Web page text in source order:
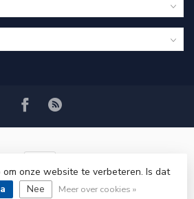
2026 VRSPLUS
onze website te verbeteren. Is dat
Nee Meer over cookies »